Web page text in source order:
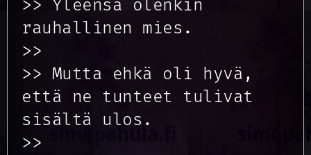
>> Yleensä olenkin
rauhallinen mies.
>>
>> Mutta ehkä oli hyvä,
että ne tunteet tulivat
sisältä ulos.
>>